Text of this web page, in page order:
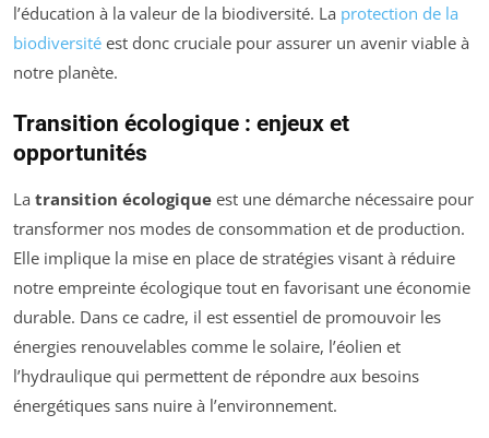
l’éducation à la valeur de la biodiversité. La protection de la
biodiversité est donc cruciale pour assurer un avenir viable à
notre planète.
Transition écologique : enjeux et
opportunités
La transition écologique est une démarche nécessaire pour
transformer nos modes de consommation et de production.
Elle implique la mise en place de stratégies visant à réduire
notre empreinte écologique tout en favorisant une économie
durable. Dans ce cadre, il est essentiel de promouvoir les
énergies renouvelables comme le solaire, l’éolien et
l’hydraulique qui permettent de répondre aux besoins
énergétiques sans nuire à l’environnement.